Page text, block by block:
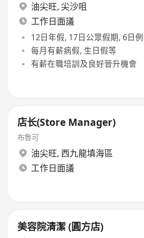
油尖旺, 尖沙咀
工作日面議
12日年假, 17日公眾假期, 6日
每月有薪病假, 生日假等
有薪在職培訓及良好晉升機會
店长(Store Manager)
布魯可
油尖旺, 西九龍填海區
工作日面議
美容院清潔 (圓方店)